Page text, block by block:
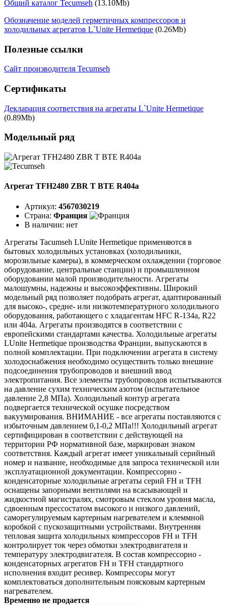
Общий каталог Tecumseh (13.10Mb)
Обозначение моделей герметичных компрессоров и
холодильных агрегатов L`Unite Hermetique (0.26Mb)
Полезные ссылки
Сайт производителя Tecumseh
Сертификаты
Декларация соответствия на агрегаты L`Unite Hermetique
(0.89Mb)
Модельный ряд
Агрегат TFH2480 ZBR T BTE R404a
Артикул: 4567030219
Страна: Франция
В наличии: нет
Агрегаты Tacumseh LUnite Hermetique применяются в
бытовых холодильных установках (холодильники,
морозильные камеры), в коммерческом охлаждении (торговое
оборудование, центральные станции) и промышленном
оборудовании малой производительности. Агрегаты
малошумны, надежны и высокоэффективны. Широкий
модельный ряд позволяет подобрать агрегат, адаптированный
для высоко-, средне- или низкотемпературного холодильного
оборудования, работающего с хладагентам HFC R-134a, R22
или 404a. Агрегаты производятся в соответствии с
европейскими стандартами качества. Холодильные агрегаты
LUnite Hermetique производства Франции, выпускаются в
полной комплектации. При подключении агрегата в систему
холодоснабжения необходимо осуществить только внешние
подсоединения трубопроводов и внешний ввод
электропитания. Все элементы трубопроводов испытываются
на давление сухим техническим азотом (испытательное
давление 2,8 МПа). Холодильный контур агрегата
подвергается технической осушке посредством
вакуумирования. ВНИМАНИЕ - все агрегаты поставляются с
избыточным давлением 0,1-0,2 МПа!!! Холодильный агрегат
сертифицирован в соответствии с действующей на
территории РФ нормативной базе, маркирован знаком
соответствия. Каждый агрегат имеет уникальный серийный
номер и название, необходимые для запроса технической или
эксплуатационной документации. Компрессорно -
конденсаторные холодильные агрегаты серий FH и TFH
оснащены запорными вентилями на всасывающей и
жидкостной магистралях, смотровым стеклом уровня масла,
сдвоенным прессостатом высокого и низкого давлений,
саморегулируемым картерным нагревателем и клеммной
коробкой с пускозащитными устройствами. Внутренняя
тепловая защита холодильных компрессоров FH и TFH
контролирует ток через обмотки электродвигателя и
температуру электродвигателя. В состав компрессорно -
конденсаторных агрегатов FH и TFH стандартного
исполнения входит ресивер. Компрессоры могут
комплектоваться дополнительным поясковым картерным
нагревателем.
Временно не продается